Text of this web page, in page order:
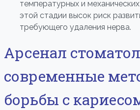
температурных и
этой стадии высок риск
требующего удаления нерва.
Арсенал
современные
борьбы с